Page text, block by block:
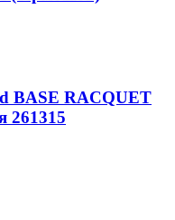
BASE RACQUET
261315